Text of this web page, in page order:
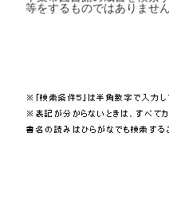
等をするものではありません